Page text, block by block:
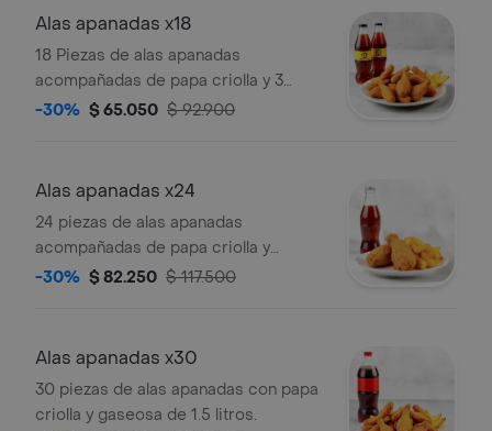
Alas apanadas x18
18 Piezas de alas apanadas
acompañadas de papa criolla y 3
gaseosas 250 ml.
-30% $ 65.050 $ 92.900
Alas apanadas x24
24 piezas de alas apanadas
acompañadas de papa criolla y
gaseosa de 1.5 litros.
-30% $ 82.250 $ 117.500
Alas apanadas x30
30 piezas de alas apanadas con papa
criolla y gaseosa de 1.5 litros.